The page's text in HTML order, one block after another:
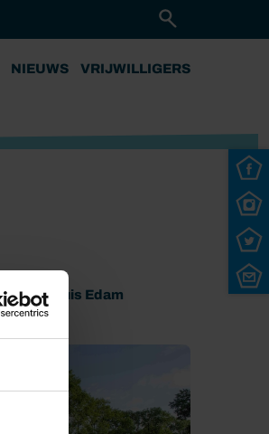
NIEUWS VRIJWILLIGERS
Zeesluis Edam